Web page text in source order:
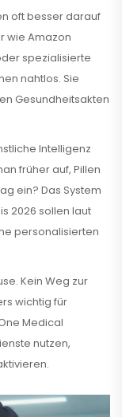
oft besser darauf
wie Amazon
spezialisierte
nahtlos. Sie
Gesundheitsakten
Intelligenz
früher auf, Pillen
ein? Das System
2026 sollen laut
personalisierten
Kein Weg zur
wichtig für
Medical
nutzen,